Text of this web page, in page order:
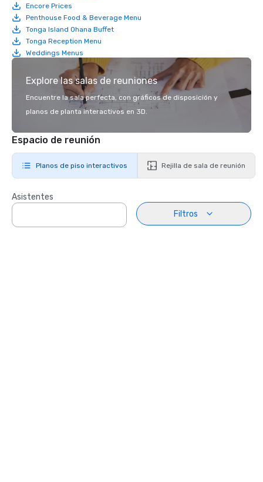
Encore Prices
Penthouse Food & Beverage Menu
Tonga Island Ohana Buffet
Tonga Reception Menu
Weddings Menus
Explore las salas de reuniones
Encuentre la sala perfecta, con gráficos de disposición y
planos de planta interactivos en 3D.
Espacio de reunión
Planos de piso interactivos Rejilla de sala de reunión
Asistentes
Filtros